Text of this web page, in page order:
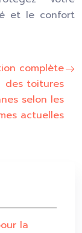
et le confort
complète
des toitures
selon les
actuelles
la